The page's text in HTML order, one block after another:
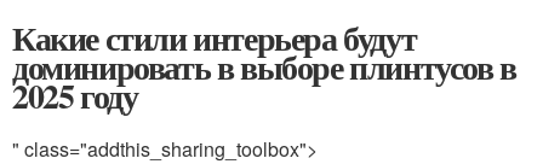
Какие стили интерьера будут
доминировать в выборе плинтусов в
2025 году
" class="addthis_sharing_toolbox">